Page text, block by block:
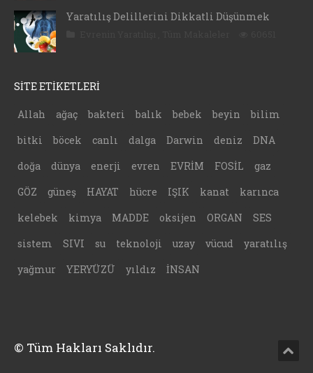
Yaratılış Delillerini Dikkatli Düşünmek
SİTE ETİKETLERİ
Allah ağaç bakteri balık bebek beyin
bilim
bitki
böcek canlı dalga Darwin deniz
DNA
doğa
dünya enerji evren EVRİM FOSİL
gaz
GÖZ
güneş HAYAT hücre IŞIK kanat
karınca
kelebek
kimya MADDE oksijen ORGAN
SES
sistem
SIVI su teknoloji uzay vücud
yaratılış
yağmur
YERYÜZÜ yıldız İNSAN
© Tüm Hakları Saklıdır.